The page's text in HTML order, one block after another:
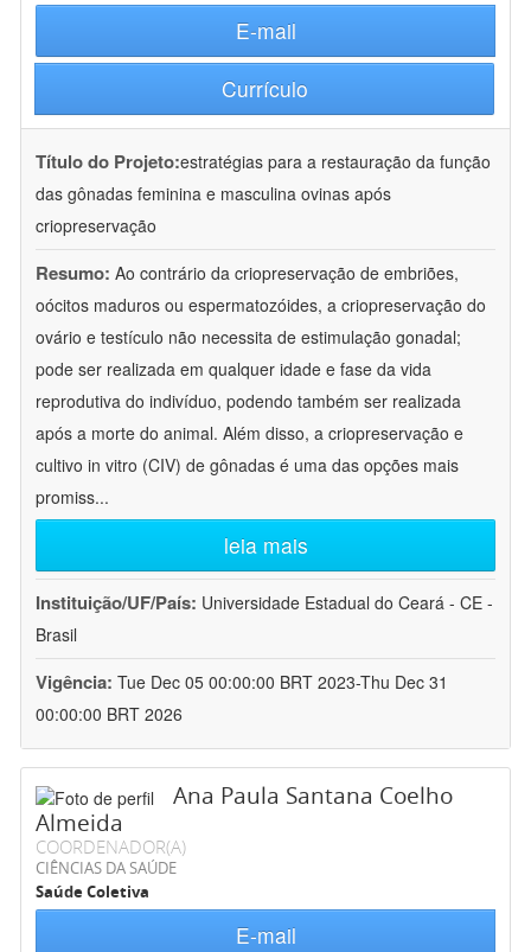
E-mail
Currículo
Título do Projeto:estratégias para a restauração da função
das gônadas feminina e masculina ovinas após
criopreservação
Resumo: Ao contrário da criopreservação de embriões,
oócitos maduros ou espermatozóides, a criopreservação do
ovário e testículo não necessita de estimulação gonadal;
pode ser realizada em qualquer idade e fase da vida
reprodutiva do indivíduo, podendo também ser realizada
após a morte do animal. Além disso, a criopreservação e
cultivo in vitro (CIV) de gônadas é uma das opções mais
promiss...
leia mais
Instituição/UF/País: Universidade Estadual do Ceará - CE -
Brasil
Vigência: Tue Dec 05 00:00:00 BRT 2023-Thu Dec 31
00:00:00 BRT 2026
Ana Paula Santana Coelho
Almeida
COORDENADOR(A)
CIÊNCIAS DA SAÚDE
Saúde Coletiva
E-mail